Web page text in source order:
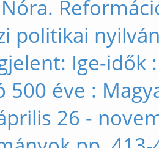
politikai
Ige-idők
500 éve :
26 -